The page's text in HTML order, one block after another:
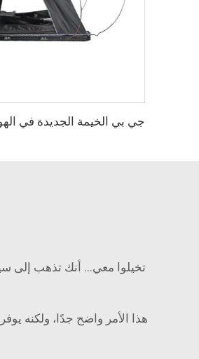
تخيلوا معي... أنك تذهب إلى